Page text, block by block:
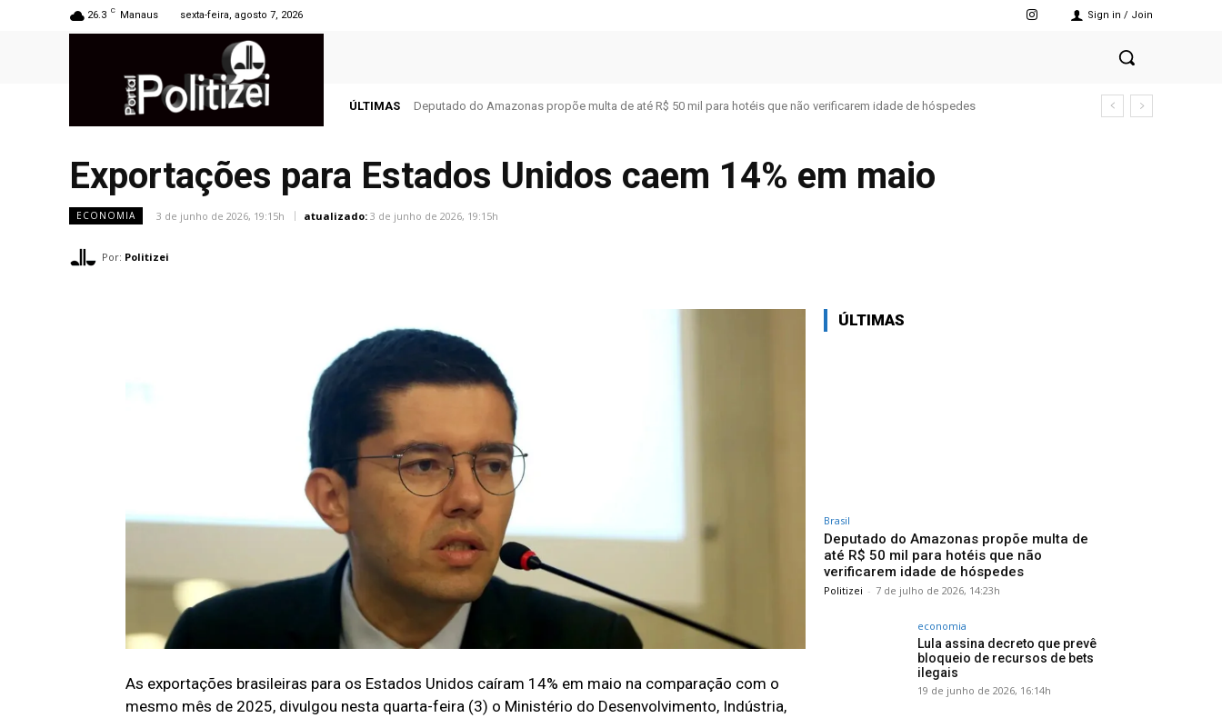
26.3 C Manaus sexta-feira, agosto 7, 2026 Sign in / Join
ÚLTIMAS Deputado do Amazonas propõe multa de até R$ 50 mil para hotéis que não verificarem idade de hóspedes
Exportações para Estados Unidos caem 14% em maio
ECONOMIA 3 de junho de 2026, 19:15h atualizado: 3 de junho de 2026, 19:15h
Por: Politizei
As exportações brasileiras para os Estados Unidos caíram 14% em maio na comparação com o
mesmo mês de 2025, divulgou nesta quarta-feira (3) o Ministério do Desenvolvimento, Indústria,
ÚLTIMAS
Brasil
Deputado do Amazonas propõe multa de
até R$ 50 mil para hotéis que não
verificarem idade de hóspedes
Politizei - 7 de julho de 2026, 14:23h
economia
Lula assina decreto que prevê
bloqueio de recursos de bets
ilegais
19 de junho de 2026, 16:14h